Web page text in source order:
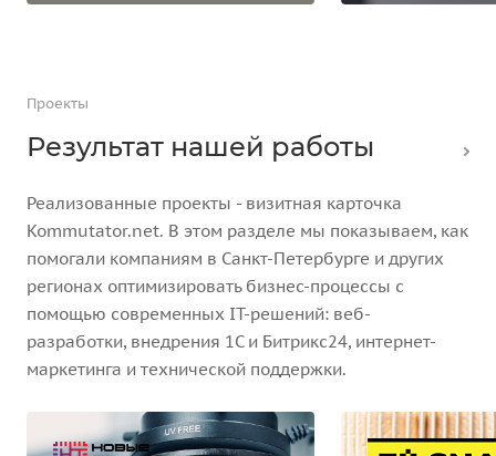
Проекты
Результат нашей работы
Реализованные проекты - визитная карточка
Kommutator.net. В этом разделе мы показываем, как
помогали компаниям в Санкт-Петербурге и других
регионах оптимизировать бизнес-процессы с
помощью современных IT-решений: веб-
разработки, внедрения 1С и Битрикс24, интернет-
маркетинга и технической поддержки.